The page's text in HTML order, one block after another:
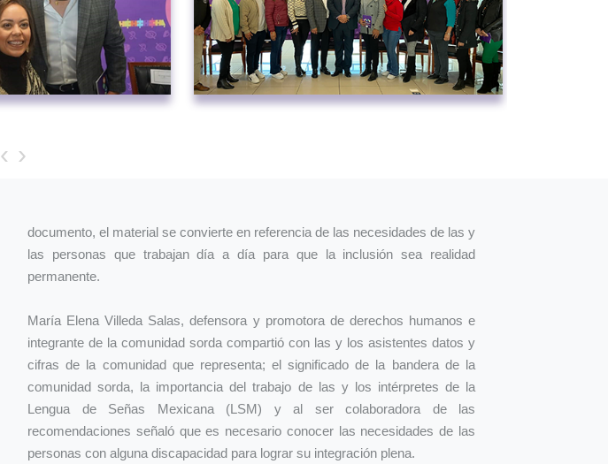
‹ ›
documento, el material se convierte en referencia de las necesidades de las y
las personas que trabajan día a día para que la inclusión sea realidad
permanente.
María Elena Villeda Salas, defensora y promotora de derechos humanos e
integrante de la comunidad sorda compartió con las y los asistentes datos y
cifras de la comunidad que representa; el significado de la bandera de la
comunidad sorda, la importancia del trabajo de las y los intérpretes de la
Lengua de Señas Mexicana (LSM) y al ser colaboradora de las
recomendaciones señaló que es necesario conocer las necesidades de las
personas con alguna discapacidad para lograr su integración plena.